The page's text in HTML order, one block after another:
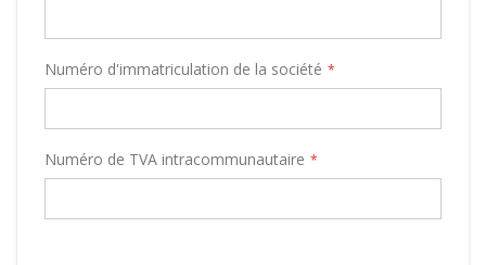
Numéro d'immatriculation de la société
Numéro de TVA intracommunautaire